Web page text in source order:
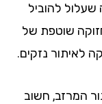
להוביל
שוטפת של
נזקים.
חשוב